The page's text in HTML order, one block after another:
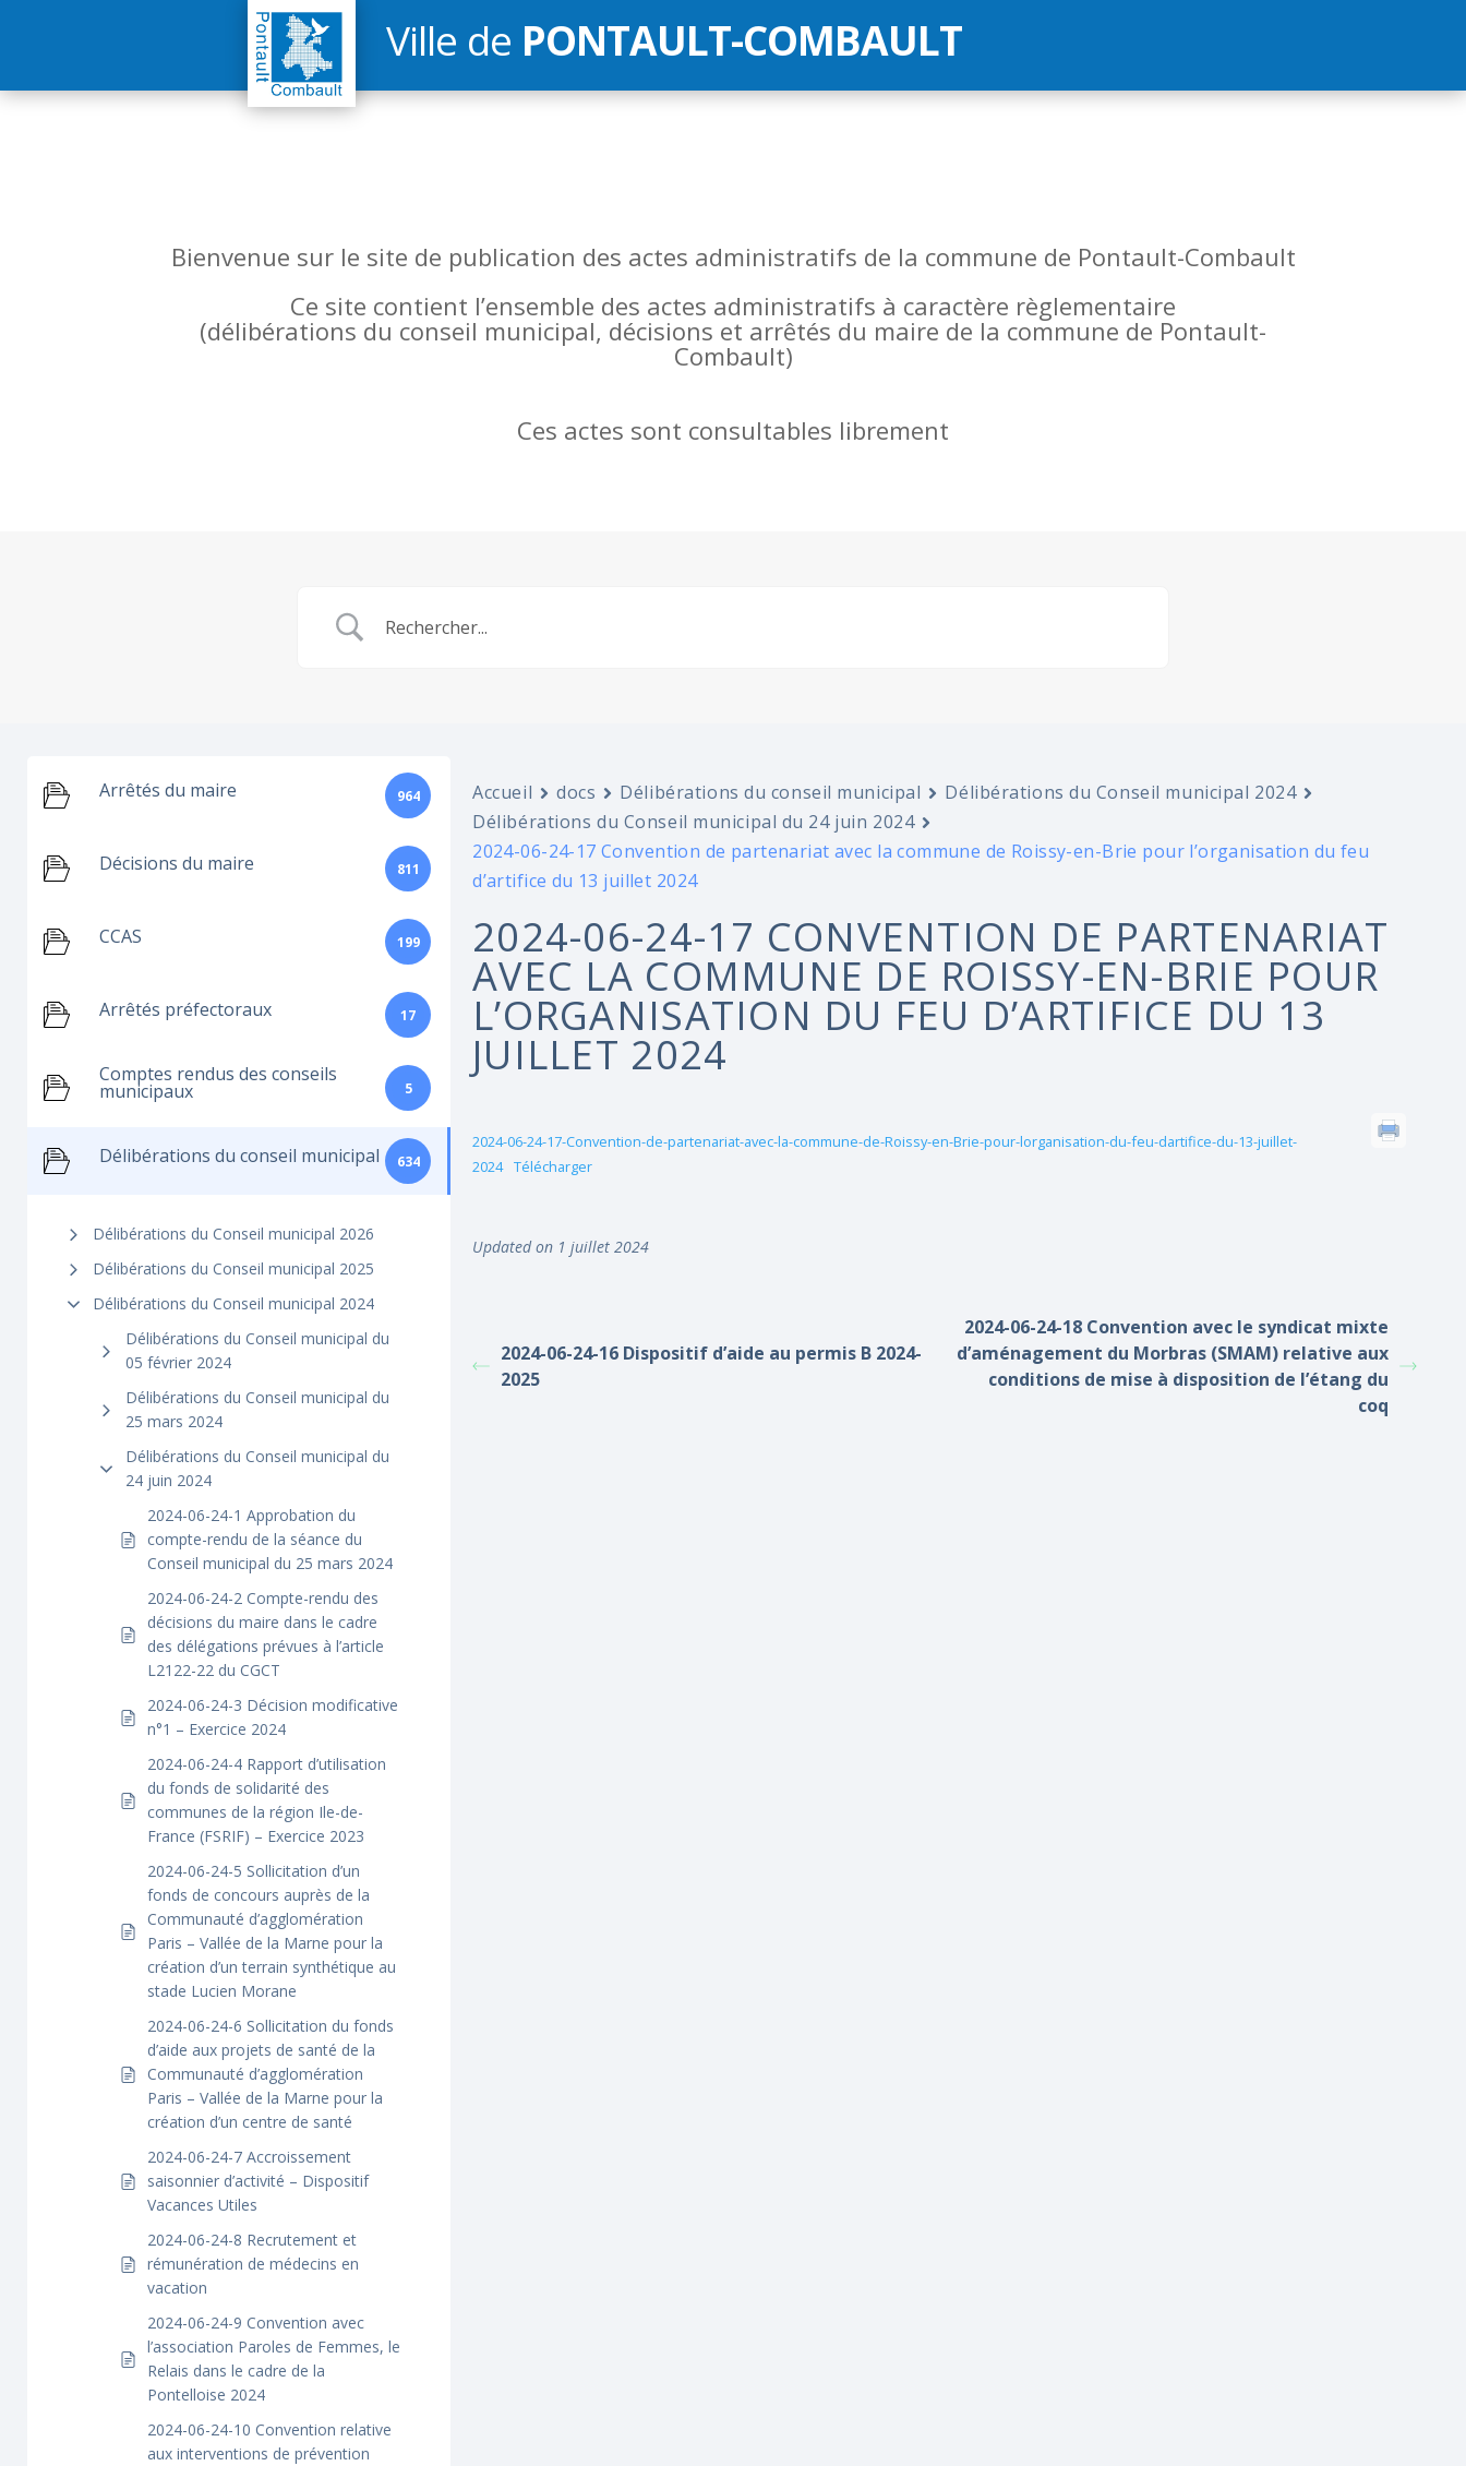
Ville de PONTAULT-COMBAULT
Bienvenue sur le site de publication des actes administratifs de la commune de Pontault-Combault
Ce site contient l’ensemble des actes administratifs à caractère règlementaire
(délibérations du conseil municipal, décisions et arrêtés du maire de la commune de Pontault-
Combault)
Ces actes sont consultables librement
Arrêtés du maire 964
Décisions du maire 811
CCAS 199
Arrêtés préfectoraux 17
Comptes rendus des conseils
municipaux 5
Délibérations du conseil municipal 634
Délibérations du Conseil municipal 2026
Délibérations du Conseil municipal 2025
Délibérations du Conseil municipal 2024
Délibérations du Conseil municipal du
05 février 2024
Délibérations du Conseil municipal du
25 mars 2024
Délibérations du Conseil municipal du
24 juin 2024
2024-06-24-1 Approbation du
compte-rendu de la séance du
Conseil municipal du 25 mars 2024
2024-06-24-2 Compte-rendu des
décisions du maire dans le cadre
des délégations prévues à l’article
L2122-22 du CGCT
2024-06-24-3 Décision modificative
n°1 – Exercice 2024
2024-06-24-4 Rapport d’utilisation
du fonds de solidarité des
communes de la région Ile-de-
France (FSRIF) – Exercice 2023
2024-06-24-5 Sollicitation d’un
fonds de concours auprès de la
Communauté d’agglomération
Paris – Vallée de la Marne pour la
création d’un terrain synthétique au
stade Lucien Morane
2024-06-24-6 Sollicitation du fonds
d’aide aux projets de santé de la
Communauté d’agglomération
Paris – Vallée de la Marne pour la
création d’un centre de santé
2024-06-24-7 Accroissement
saisonnier d’activité – Dispositif
Vacances Utiles
2024-06-24-8 Recrutement et
rémunération de médecins en
vacation
2024-06-24-9 Convention avec
l’association Paroles de Femmes, le
Relais dans le cadre de la
Pontelloise 2024
2024-06-24-10 Convention relative
aux interventions de prévention
Accueil docs Délibérations du conseil municipal
Délibérations du Conseil municipal 2024
Délibérations du Conseil municipal du 24 juin 2024
2024-06-24-17 Convention de partenariat avec la commune de Roissy-en-Brie pour l’organisation du feu
d’artifice du 13 juillet 2024
2024-06-24-17 CONVENTION DE PARTENARIAT
AVEC LA COMMUNE DE ROISSY-EN-BRIE POUR
L’ORGANISATION DU FEU D’ARTIFICE DU 13
JUILLET 2024
2024-06-24-17-Convention-de-partenariat-avec-la-commune-de-Roissy-en-Brie-pour-lorganisation-du-feu-dartifice-du-13-juillet-
2024 Télécharger
Updated on 1 juillet 2024
2024-06-24-16 Dispositif d’aide au permis B 2024-
2025
2024-06-24-18 Convention avec le syndicat mixte
d’aménagement du Morbras (SMAM) relative aux
conditions de mise à disposition de l’étang du
coq